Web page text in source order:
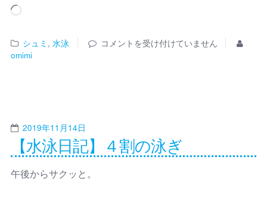
シュミ ,水泳
コメントを受け付けていません
omimi
2019年11月14日
【水泳日記】４割の泳ぎ
午後からサクッと。